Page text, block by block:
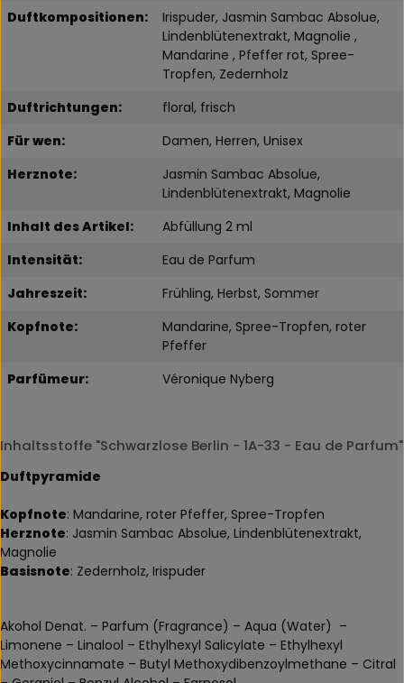
Duftkompositionen:
Irispuder, Jasmin Sambac Absolue,
Lindenblütenextrakt, Magnolie ,
Mandarine , Pfeffer rot, Spree-
Tropfen, Zedernholz
Duftrichtungen:
floral, frisch
Für wen:
Damen, Herren, Unisex
Herznote:
Jasmin Sambac Absolue,
Lindenblütenextrakt, Magnolie
Inhalt des Artikel:
Abfüllung 2 ml
Intensität:
Eau de Parfum
Jahreszeit:
Frühling, Herbst, Sommer
Kopfnote:
Mandarine, Spree-Tropfen, roter
Pfeffer
Parfümeur:
Véronique Nyberg
Inhaltsstoffe "Schwarzlose Berlin - 1A-33 - Eau de Parfum"
Duftpyramide
Kopfnote: Mandarine, roter Pfeffer, Spree-Tropfen
Herznote: Jasmin Sambac Absolue, Lindenblütenextrakt,
Magnolie
Basisnote: Zedernholz, Irispuder
Akohol Denat. – Parfum (Fragrance) – Aqua (Water) ­ –
Limonene – Linalool – Ethylhexyl Salicylate – Ethylhexyl
Methoxycinnamate – Butyl Methoxydibenzoylmethane – Citral